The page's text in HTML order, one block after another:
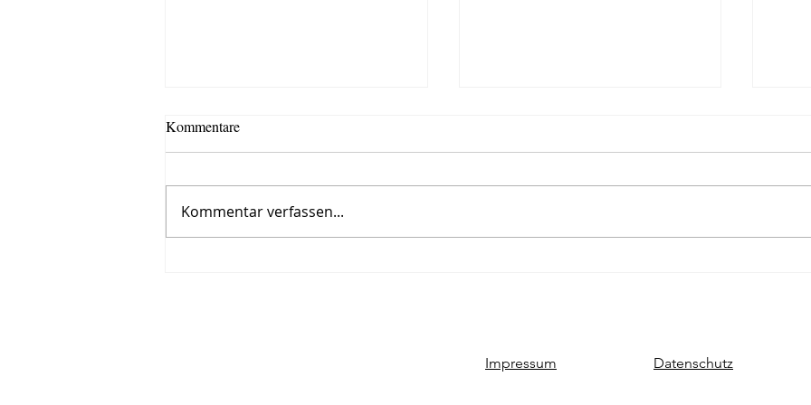
Roman, siebter Tag
Habe ich vergessen zu
den
Kommentare
Kommentar verfassen...
Impressum Datenschutz